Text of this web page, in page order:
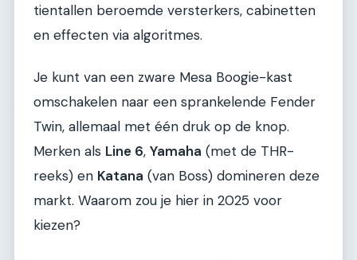
tientallen beroemde versterkers, cabinetten
en effecten via algoritmes.
Je kunt van een zware Mesa Boogie-kast
omschakelen naar een sprankelende Fender
Twin, allemaal met één druk op de knop.
Merken als Line 6, Yamaha (met de THR-
reeks) en Katana (van Boss) domineren deze
markt. Waarom zou je hier in 2025 voor
kiezen?